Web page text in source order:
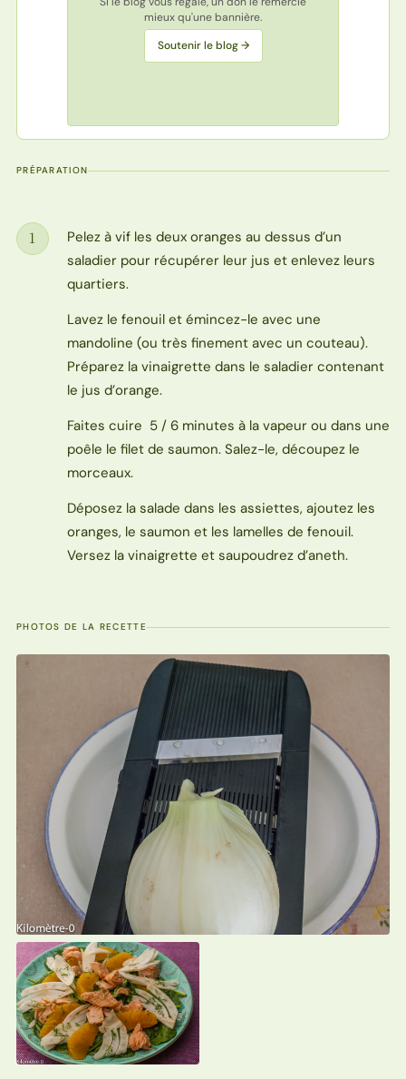
mieux qu'une bannière.
Soutenir le blog →
PRÉPARATION
Étape
1
Pelez à vif les deux oranges au dessus d’un
saladier pour récupérer leur jus et enlevez leurs
quartiers.
Lavez le fenouil et émincez-le avec une
mandoline (ou très finement avec un couteau).
Préparez la vinaigrette dans le saladier contenant
le jus d’orange.
Faites cuire 5 / 6 minutes à la vapeur ou dans une
poêle le filet de saumon. Salez-le, découpez le
morceaux.
Déposez la salade dans les assiettes, ajoutez les
oranges, le saumon et les lamelles de fenouil.
Versez la vinaigrette et saupoudrez d’aneth.
PHOTOS DE LA RECETTE